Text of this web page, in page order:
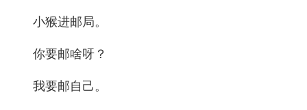
小猴进邮局。
你要邮啥呀？
我要邮自己。